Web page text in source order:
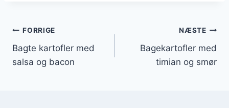
Indlægsnavigation
FORRIGE
Bagte kartofler med
salsa og bacon
NÆSTE
Bagekartofler med
timian og smør